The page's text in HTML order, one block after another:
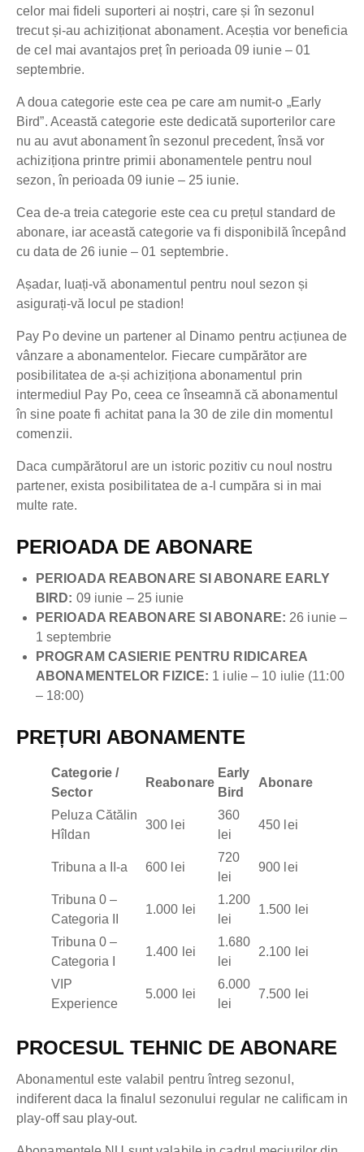
celor mai fideli suporteri ai noștri, care și în sezonul
trecut și-au achiziționat abonament. Aceștia vor beneficia
de cel mai avantajos preț în perioada 09 iunie – 01
septembrie.
A doua categorie este cea pe care am numit-o „Early
Bird”. Această categorie este dedicată suporterilor care
nu au avut abonament în sezonul precedent, însă vor
achiziționa printre primii abonamentele pentru noul
sezon, în perioada 09 iunie – 25 iunie.
Cea de-a treia categorie este cea cu prețul standard de
abonare, iar această categorie va fi disponibilă începând
cu data de 26 iunie – 01 septembrie.
Așadar, luați-vă abonamentul pentru noul sezon și
asigurați-vă locul pe stadion!
Pay Po devine un partener al Dinamo pentru acțiunea de
vânzare a abonamentelor. Fiecare cumpărător are
posibilitatea de a-și achiziționa abonamentul prin
intermediul Pay Po, ceea ce înseamnă că abonamentul
în sine poate fi achitat pana la 30 de zile din momentul
comenzii.
Daca cumpărătorul are un istoric pozitiv cu noul nostru
partener, exista posibilitatea de a-l cumpăra si in mai
multe rate.
PERIOADA DE ABONARE
PERIOADA REABONARE SI ABONARE EARLY
BIRD: 09 iunie – 25 iunie
PERIOADA REABONARE SI ABONARE: 26 iunie –
1 septembrie
PROGRAM CASIERIE PENTRU RIDICAREA
ABONAMENTELOR FIZICE: 1 iulie – 10 iulie (11:00
– 18:00)
PREȚURI ABONAMENTE
Categorie /
Sector
Reabonare
Early
Bird
Abonare
Peluza Cătălin
Hîldan
300 lei
360
lei
450 lei
Tribuna a II-a 600 lei
720
lei
900 lei
Tribuna 0 –
Categoria II
1.000 lei
1.200
lei
1.500 lei
Tribuna 0 –
Categoria I
1.400 lei
1.680
lei
2.100 lei
VIP
Experience
5.000 lei
6.000
lei
7.500 lei
PROCESUL TEHNIC DE ABONARE
Abonamentul este valabil pentru întreg sezonul,
indiferent daca la finalul sezonului regular ne calificam in
play-off sau play-out.